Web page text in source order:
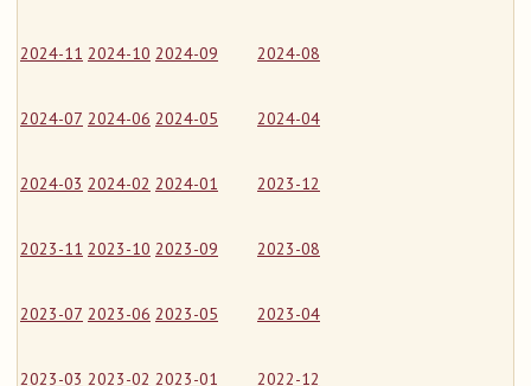
2024-11 2024-10 2024-09 2024-08
2024-07 2024-06 2024-05 2024-04
2024-03 2024-02 2024-01 2023-12
2023-11 2023-10 2023-09 2023-08
2023-07 2023-06 2023-05 2023-04
2023-03 2023-02 2023-01 2022-12